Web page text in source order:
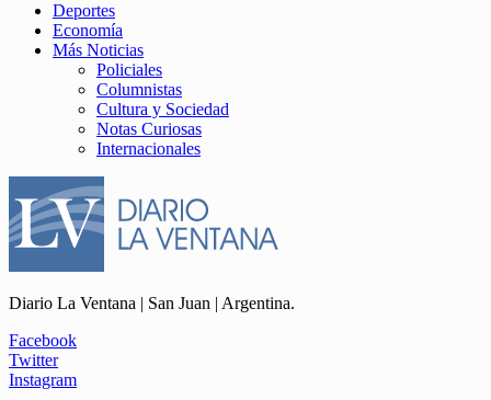
Deportes
Economía
Más Noticias
Policiales
Columnistas
Cultura y Sociedad
Notas Curiosas
Internacionales
Diario La Ventana | San Juan | Argentina.
Facebook
Twitter
Instagram